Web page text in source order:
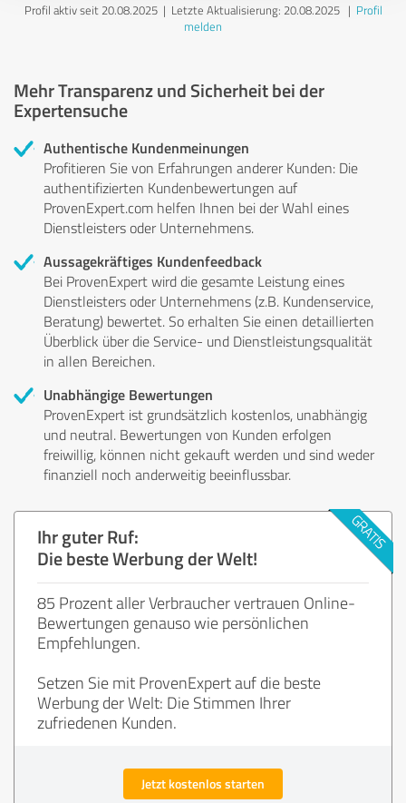
Profil aktiv seit 20.08.2025 | Letzte Aktualisierung: 20.08.2025| Profil
melden
Mehr Transparenz und Sicherheit bei der
Expertensuche
Authentische Kundenmeinungen
Profitieren Sie von Erfahrungen anderer Kunden: Die
authentifizierten Kundenbewertungen auf
ProvenExpert.com helfen Ihnen bei der Wahl eines
Dienstleisters oder Unternehmens.
Aussagekräftiges Kundenfeedback
Bei ProvenExpert wird die gesamte Leistung eines
Dienstleisters oder Unternehmens (z.B. Kundenservice,
Beratung) bewertet. So erhalten Sie einen detaillierten
Überblick über die Service- und Dienstleistungsqualität
in allen Bereichen.
Unabhängige Bewertungen
ProvenExpert ist grundsätzlich kostenlos, unabhängig
und neutral. Bewertungen von Kunden erfolgen
freiwillig, können nicht gekauft werden und sind weder
finanziell noch anderweitig beeinflussbar.
Ihr guter Ruf:
Die beste Werbung der Welt!
85 Prozent aller Verbraucher vertrauen Online-
Bewertungen genauso wie persönlichen
Empfehlungen.
Setzen Sie mit ProvenExpert auf die beste
Werbung der Welt: Die Stimmen Ihrer
zufriedenen Kunden.
Jetzt kostenlos starten